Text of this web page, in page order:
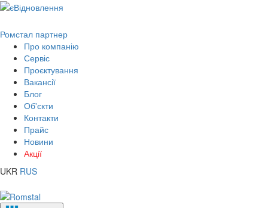
Ромстал партнер
Про компанію
Сервіс
Проєктування
Вакансії
Блог
Об'єкти
Контакти
Прайс
Новини
Акції
UKR RUS